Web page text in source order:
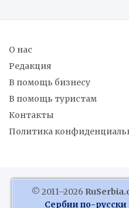
О нас
Редакция
В помощь бизнесу
В помощь туристам
Контакты
Политика
© 2011–2026
Сербии по-русски